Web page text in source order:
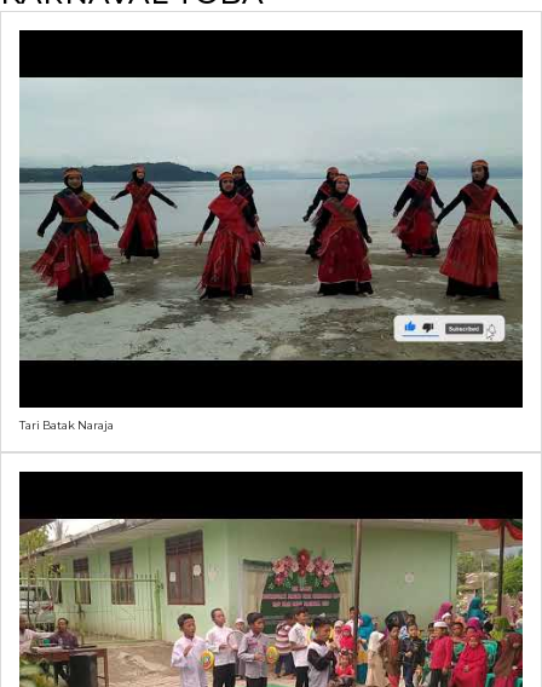
Tari Batak Naraja